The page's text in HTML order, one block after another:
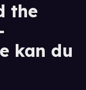
the
kan du